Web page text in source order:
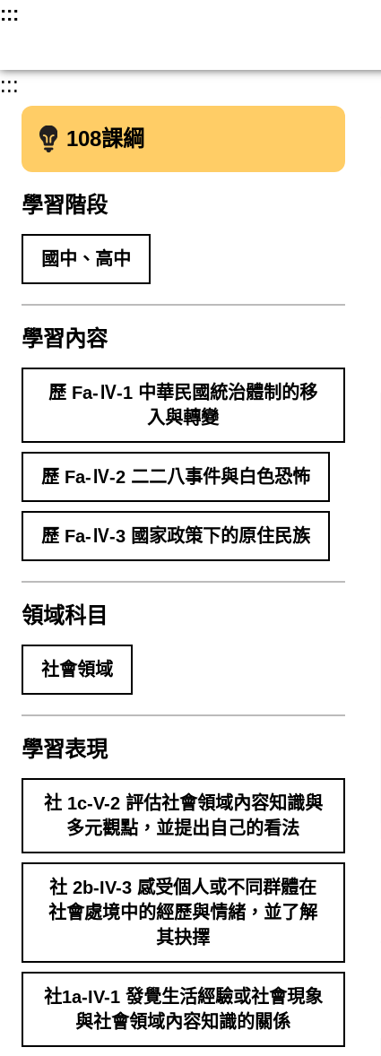
跳
主
:::
:::
108課綱
學習階段
國中、高中
學習內容
歷 Fa-Ⅳ-1 中華民國統治體制的移
入與轉變
歷 Fa-Ⅳ-2 二二八事件與白色恐怖
歷 Fa-Ⅳ-3 國家政策下的原住民族
領域科目
社會領域
學習表現
社 1c-V-2 評估社會領域內容知識與
多元觀點，並提出自己的看法
社 2b-IV-3 感受個人或不同群體在
社會處境中的經歷與情緒，並了解
其抉擇
社1a-IV-1 發覺生活經驗或社會現象
與社會領域內容知識的關係